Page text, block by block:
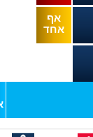
אף
אחד